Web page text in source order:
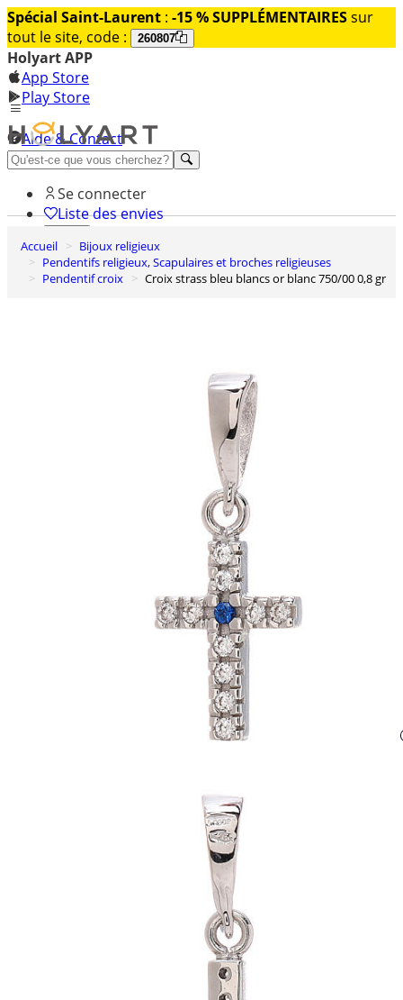
Spécial Saint-Laurent : -15 % SUPPLÉMENTAIRESsur
tout le site, code :
260807
Holyart APP
App Store
Play Store
Aide & Contact
Découvrez Premium
Se connecter
Liste des envies
0
Panier
Accueil
Bijoux religieux
Pendentifs religieux, Scapulaires et broches religieuses
Pendentif croix
Croix strass bleu blancs or blanc 750/00 0,8 gr